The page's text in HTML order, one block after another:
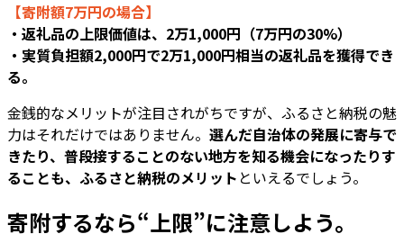
【寄附額7万円の場合】
・返礼品の上限価値は、2万1,000円（7万円の30%）
・実質負担額2,000円で2万1,000円相当の返礼品を獲得でき
る。
金銭的なメリットが注目されがちですが、ふるさと納税の魅
力はそれだけではありません。 選んだ自治体の発展に寄与で
きたり、普段接することのない地方を知る機会になったりす
ることも、ふるさと納税のメリット といえるでしょう。
寄附するなら“上限”に注意しよう。